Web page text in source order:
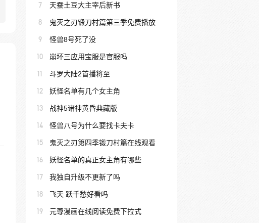
7 天蚕土豆大主宰后新书
8 鬼灭之刃锻刀村篇第三季免费播放
9 怪兽8号死了没
10 崩坏三应用宝服是官服吗
11 斗罗大陆2首播将至
12 妖怪名单有几个女主角
13 战神5诸神黄昏典藏版
14 怪兽八号为什么要找卡夫卡
15 鬼灭之刃第四季锻刀村篇在线观看
16 妖怪名单的真正女主角有哪些
17 我独自升级不更新了吗
18 飞天 跃千愁好看吗
19 元尊漫画在线阅读免费下拉式